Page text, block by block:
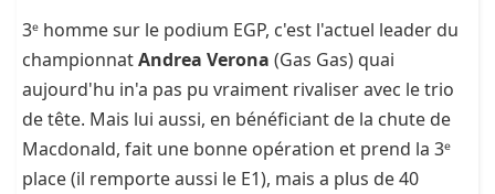
3ᵉ homme sur le podium EGP, c'est l'actuel leader du
championnatAndrea Verona (Gas Gas) quai
aujourd'hu in'a pas pu vraiment rivaliser avec le trio
de tête. Mais lui aussi, en bénéficiant de la chute de
Macdonald, fait une bonne opération et prend la 3ᵉ
place (il remporte aussi le E1), mais a plus de 40